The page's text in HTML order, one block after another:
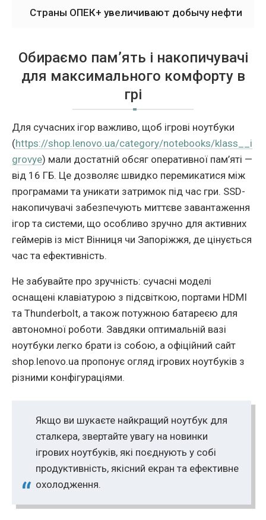
Страны ОПЕК+ увеличивают добычу нефти
Обираємо пам’ять і накопичувачі
для максимального комфорту в
грі
Для сучасних ігор важливо, щоб ігрові ноутбуки
(https://shop.lenovo.ua/category/notebooks/klass__i
grovye) мали достатній обсяг оперативної пам’яті —
від 16 ГБ. Це дозволяє швидко перемикатися між
програмами та уникати затримок під час гри. SSD-
накопичувачі забезпечують миттєве завантаження
ігор та системи, що особливо зручно для активних
геймерів із міст Вінниця чи Запоріжжя, де цінується
час та ефективність.
Не забувайте про зручність: сучасні моделі
оснащені клавіатурою з підсвіткою, портами HDMI
та Thunderbolt, а також потужною батареєю для
автономної роботи. Завдяки оптимальній вазі
ноутбуки легко брати із собою, а офіційний сайт
shop.lenovo.ua пропонує огляд ігрових ноутбуків з
різними конфігураціями.
Якщо ви шукаєте найкращий ноутбук для
сталкера, звертайте увагу на новинки
ігрових ноутбуків, які поєднують у собі
продуктивність, якісний екран та ефективне
охолодження.